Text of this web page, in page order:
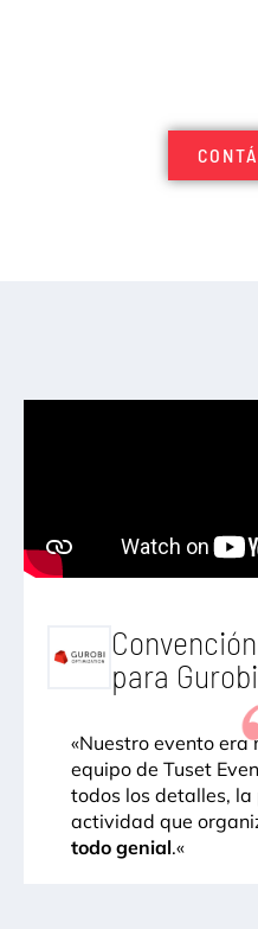
para Gurobi
«Nuestro evento era
equipo de Tuset
todos los detalles,
actividad que
todo genial.«